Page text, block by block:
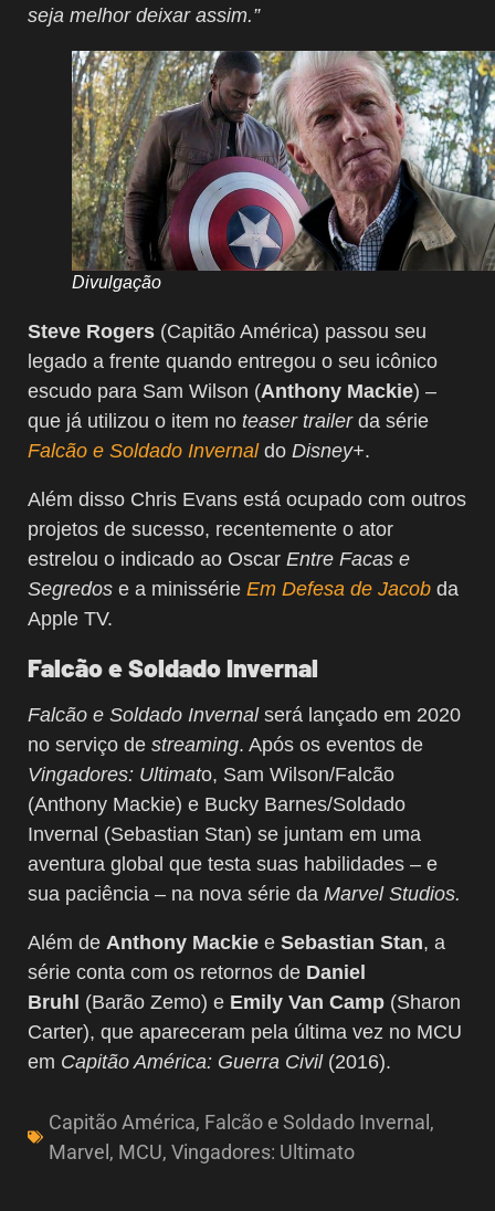
seja melhor deixar assim.”
Divulgação
Steve Rogers (Capitão América) passou seu
legado a frente quando entregou o seu icônico
escudo para Sam Wilson (Anthony Mackie) –
que já utilizou o item no teaser trailerda série
Falcão e Soldado Invernaldo Disney+.
Além disso Chris Evans está ocupado com outros
projetos de sucesso, recentemente o ator
estrelou o indicado ao Oscar Entre Facas e
Segredos e a minissérie Em Defesa de Jacob da
Apple TV.
Falcão e Soldado Invernal
Falcão e Soldado Invernalserá lançado em 2020
no serviço de streaming. Após os eventos de
Vingadores: Ultimato, Sam Wilson/Falcão
(Anthony Mackie) e Bucky Barnes/Soldado
Invernal (Sebastian Stan) se juntam em uma
aventura global que testa suas habilidades – e
sua paciência – na nova série da Marvel Studios.
Além de Anthony Mackie e Sebastian Stan, a
série conta com os retornos de Daniel
Bruhl (Barão Zemo) e Emily Van Camp (Sharon
Carter), que apareceram pela última vez no MCU
em Capitão América: Guerra Civil(2016).
Capitão América, Falcão e Soldado Invernal ,
Marvel , MCU, Vingadores: Ultimato